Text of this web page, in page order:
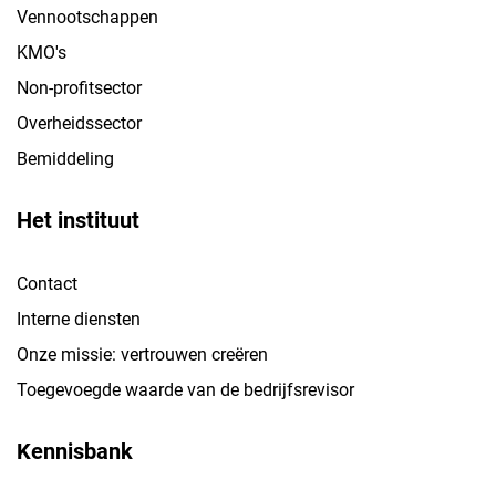
Vennootschappen
KMO's
Non-profitsector
Overheidssector
Bemiddeling
Het instituut
Contact
Interne diensten
Onze missie: vertrouwen creëren
Toegevoegde waarde van de bedrijfsrevisor
Kennisbank